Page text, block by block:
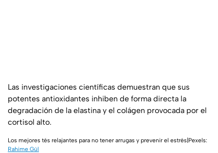
Las investigaciones científicas demuestran que sus
potentes antioxidantes inhiben de forma directa la
degradación de la elastina y el colágen provocada por el
cortisol alto.
Los mejores tés relajantes para no tener arrugas y prevenir el estrés|Pexels:
Rahime Gül